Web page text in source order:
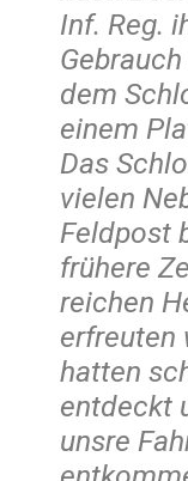
Inf. Reg.
dem
einem
Das
vielen
Feldpost
frühere
reichen
erfreuten
hatten
entdeckt
unsre